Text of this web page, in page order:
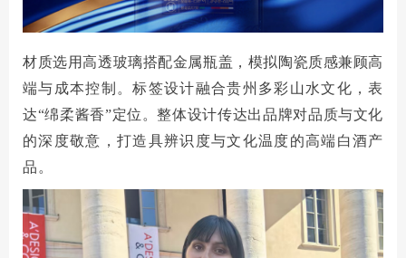
材质选用高透玻璃搭配金属瓶盖，模拟陶瓷质感兼顾高
端与成本控制。标签设计融合贵州多彩山水文化，表
达“绵柔酱香”定位。整体设计传达出品牌对品质与文化
的深度敬意，打造具辨识度与文化温度的高端白酒产
品。